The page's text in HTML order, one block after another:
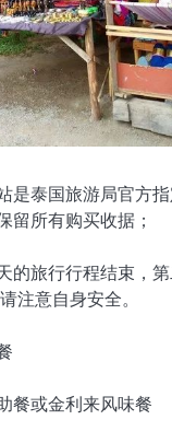
是泰国旅游局官方
留所有购买收据；
的旅行行程结束，
注意自身安全。
餐或金利来风味餐